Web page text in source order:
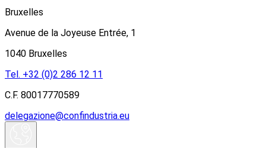
Bruxelles
Avenue de la Joyeuse Entrée, 1
1040 Bruxelles
Tel. +32 (0)2 286 12 11
C.F. 80017770589
delegazione@confindustria.eu